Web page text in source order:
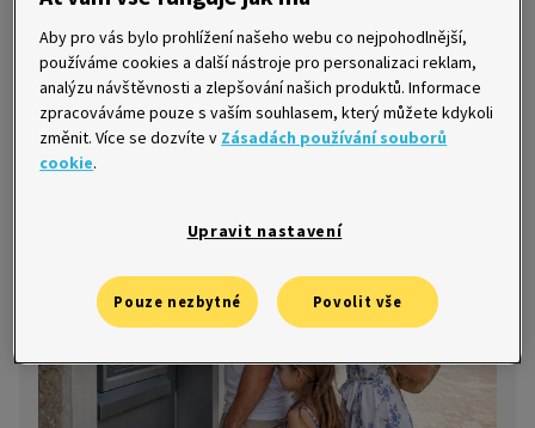
Kartou všude, kde to jde: jak Češi platí na
letní dovolené
3. 8. 2026
Aby pro vás bylo prohlížení našeho webu co nejpohodlnější,
používáme cookies a další nástroje pro personalizaci reklam,
analýzu návštěvnosti a zlepšování našich produktů. Informace
zpracováváme pouze s vaším souhlasem, který můžete kdykoli
změnit. Více se dozvíte v Zásadách používání souborů
cookie.
Upravit nastavení
Pouze nezbytné Povolit vše